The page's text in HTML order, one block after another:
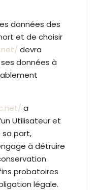
données des
et de choisir
devra
données à
a
Utilisateur et
sa part,
à détruire
probatoires
légale.